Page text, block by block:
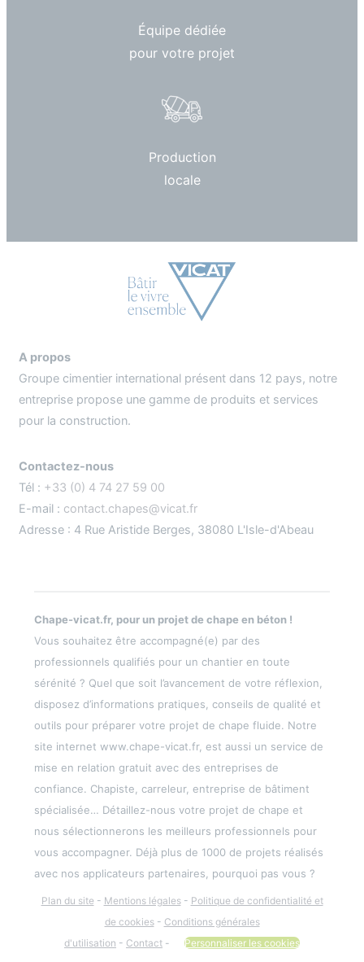
Équipe dédiée
pour votre projet
Production
locale
A propos
Groupe cimentier international présent dans 12 pays, notre
entreprise propose une gamme de produits et services
pour la construction.
Contactez-nous
Tél : +33 (0) 4 74 27 59 00
E-mail : contact.chapes@vicat.fr
Adresse : 4 Rue Aristide Berges, 38080 L'Isle-d'Abeau
Chape-vicat.fr, pour un projet de chape en béton !
Vous souhaitez être accompagné(e) par des
professionnels qualifiés pour un chantier en toute
sérénité ? Quel que soit l’avancement de votre réflexion,
disposez d’informations pratiques, conseils de qualité et
outils pour préparer votre projet de chape fluide. Notre
site internet www.chape-vicat.fr, est aussi un service de
mise en relation gratuit avec des entreprises de
confiance. Chapiste, carreleur, entreprise de bâtiment
spécialisée… Détaillez-nous votre projet de chape et
nous sélectionnerons les meilleurs professionnels pour
vous accompagner. Déjà plus de 1000 de projets réalisés
avec nos applicateurs partenaires, pourquoi pas vous ?
Plan du site - Mentions légales- Politique de confidentialité et
de cookies- Conditions générales
d'utilisation - Contact - Personnaliser les cookies